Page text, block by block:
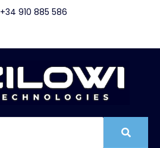
+34 910 885 586